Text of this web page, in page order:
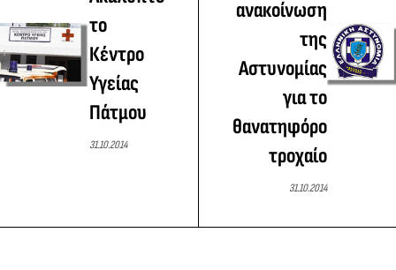
το
Κέντρο
Υγείας
Πάτμου
31.10.2014
ανακοίνωση
της
Αστυνομίας
για το
θανατηφόρο
τροχαίο
31.10.2014